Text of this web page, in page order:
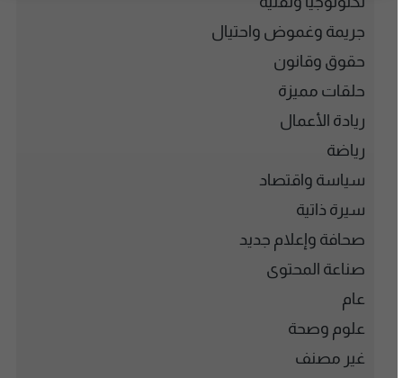
جريمة وغموض واحتيال
حقوق وقانون
حلقات مميزة
ريادة الأعمال
رياضة
سياسة واقتصاد
سيرة ذاتية
صحافة وإعلام جديد
صناعة المحتوى
عام
علوم وصحة
غير مصنف